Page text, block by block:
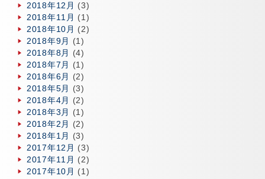
2018年12月 (3)
2018年11月 (1)
2018年10月 (2)
2018年9月
(1)
2018年8月
(4)
2018年7月
(1)
2018年6月
(2)
2018年5月
(3)
2018年4月
(2)
2018年3月
(1)
2018年2月
(2)
2018年1月
(3)
2017年12月 (3)
2017年11月 (2)
2017年10月 (1)